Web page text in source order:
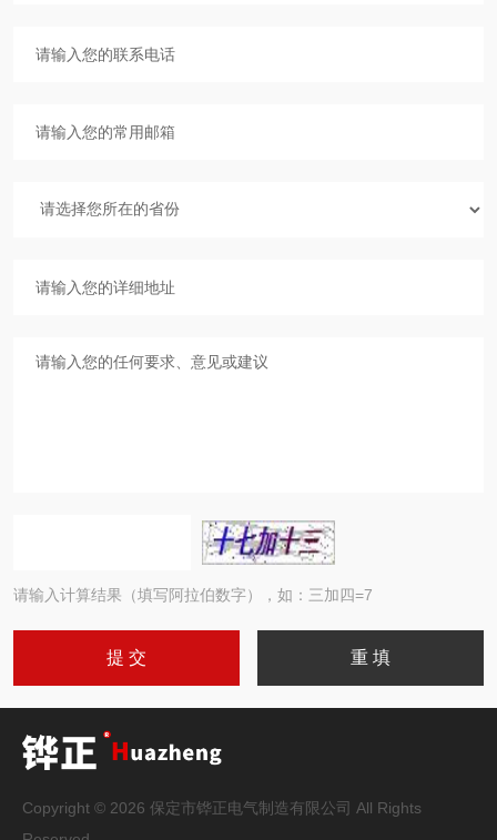
请输入计算结果（填写阿拉伯数字），如：三加四=7
Copyright © 2026 保定市铧正电气制造有限公司 All Rights